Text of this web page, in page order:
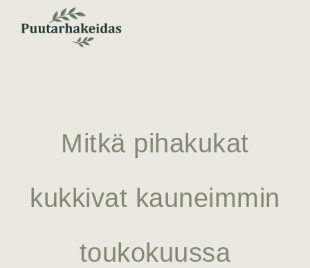
Mitkä pihakukat
kukkivat kauneimmin
toukokuussa